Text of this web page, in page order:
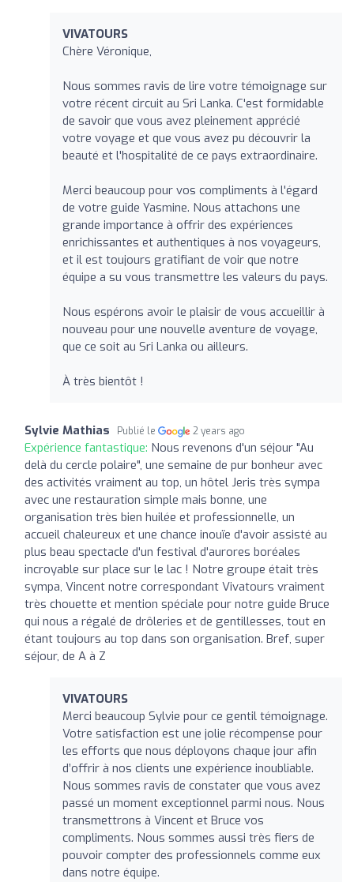
VIVATOURS
Chère Véronique,
Nous sommes ravis de lire votre témoignage sur
votre récent circuit au Sri Lanka. C'est formidable
de savoir que vous avez pleinement apprécié
votre voyage et que vous avez pu découvrir la
beauté et l'hospitalité de ce pays extraordinaire.
Merci beaucoup pour vos compliments à l'égard
de votre guide Yasmine. Nous attachons une
grande importance à offrir des expériences
enrichissantes et authentiques à nos voyageurs,
et il est toujours gratifiant de voir que notre
équipe a su vous transmettre les valeurs du pays.
Nous espérons avoir le plaisir de vous accueillir à
nouveau pour une nouvelle aventure de voyage,
que ce soit au Sri Lanka ou ailleurs.
À très bientôt !
Sylvie Mathias Publié le 2 years ago
Expérience fantastique: Nous revenons d'un séjour "Au
delà du cercle polaire", une semaine de pur bonheur avec
des activités vraiment au top, un hôtel Jeris très sympa
avec une restauration simple mais bonne, une
organisation très bien huilée et professionnelle, un
accueil chaleureux et une chance inouïe d'avoir assisté au
plus beau spectacle d'un festival d'aurores boréales
incroyable sur place sur le lac ! Notre groupe était très
sympa, Vincent notre correspondant Vivatours vraiment
très chouette et mention spéciale pour notre guide Bruce
qui nous a régalé de drôleries et de gentillesses, tout en
étant toujours au top dans son organisation. Bref, super
séjour, de A à Z
VIVATOURS
Merci beaucoup Sylvie pour ce gentil témoignage.
Votre satisfaction est une jolie récompense pour
les efforts que nous déployons chaque jour afin
d’offrir à nos clients une expérience inoubliable.
Nous sommes ravis de constater que vous avez
passé un moment exceptionnel parmi nous. Nous
transmettrons à Vincent et Bruce vos
compliments. Nous sommes aussi très fiers de
pouvoir compter des professionnels comme eux
dans notre équipe.